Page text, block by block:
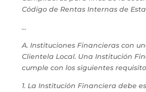
Código de Rentas Internas de
…
A. Instituciones Financieras con
Clientela Local. Una Institución
cumple con los siguientes
1. La Institución Financiera debe